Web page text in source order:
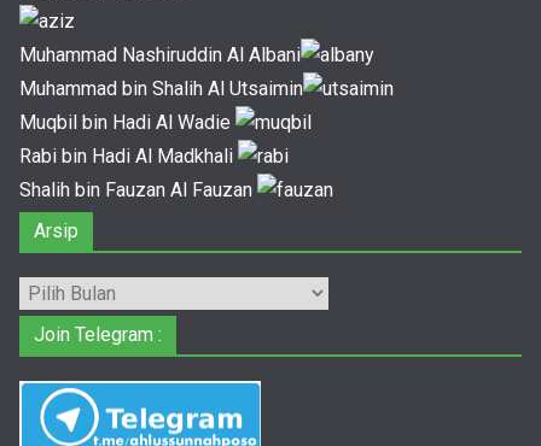
Muhammad Nashiruddin Al Albani
Muhammad bin Shalih Al Utsaimin
Muqbil bin Hadi Al Wadie
Rabi bin Hadi Al Madkhali
Shalih bin Fauzan Al Fauzan
Arsip
Arsip
Join Telegram :